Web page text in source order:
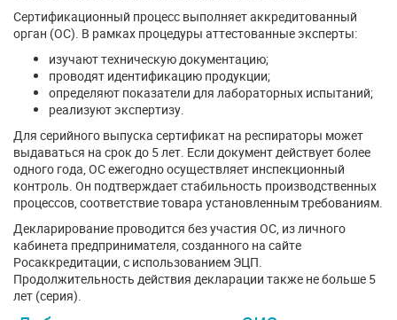
Сертификационный процесс выполняет аккредитованный
орган (ОС). В рамках процедуры аттестованные эксперты:
изучают техническую документацию;
проводят идентификацию продукции;
определяют показатели для лабораторных испытаний;
реализуют экспертизу.
Для серийного выпуска сертификат на респираторы может
выдаваться на срок до 5 лет. Если документ действует более
одного года, ОС ежегодно осуществляет инспекционный
контроль. Он подтверждает стабильность производственных
процессов, соответствие товара установленным требованиям.
Декларирование проводится без участия ОС, из личного
кабинета предпринимателя, созданного на сайте
Росаккредитации, с использованием ЭЦП.
Продолжительность действия декларации также не больше 5
лет (серия).